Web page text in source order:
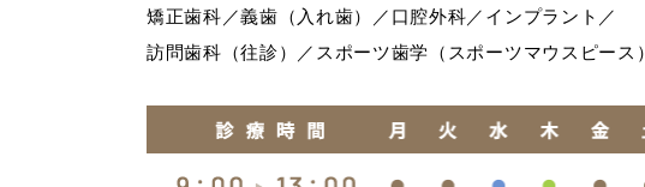
矯正歯科／義歯（入れ歯）／口腔外科／インプラント／
訪問歯科（往診）／ スポーツ歯学（スポーツマウスピース）